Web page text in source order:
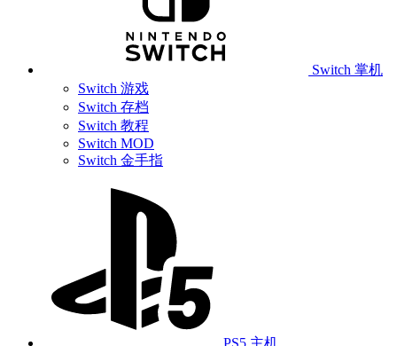
Switch 掌机
Switch 游戏
Switch 存档
Switch 教程
Switch MOD
Switch 金手指